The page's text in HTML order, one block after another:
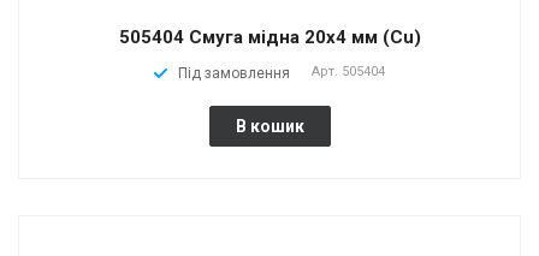
505404 Смуга мідна 20х4 мм (Cu)
Під замовлення Арт. 505404
В кошик